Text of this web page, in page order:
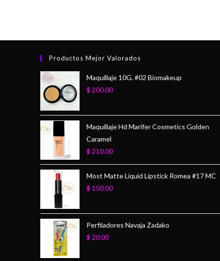
Productos Mejor Valorados
Maquillaje 10G. #02 Biomakeup
$ 200.00
Maquillaje Hd Marifer Cosmetics Golden
Caramel
$ 210.00
Most Matte Liquid Lipstick Romea #17 MC
$ 150.00
Perfiladores Navaja Zadako
$ 20.00